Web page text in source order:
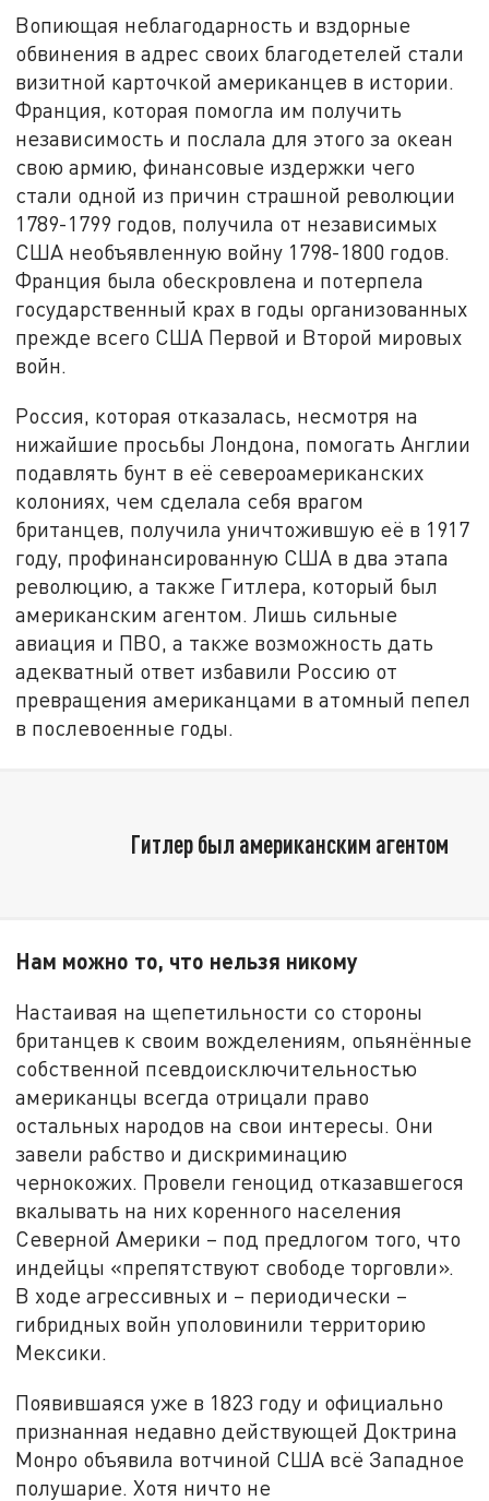
Вопиющая неблагодарность и вздорные
обвинения в адрес своих благодетелей стали
визитной карточкой американцев в истории.
Франция, которая помогла им получить
независимость и послала для этого за океан
свою армию, финансовые издержки чего
стали одной из причин страшной революции
1789-1799 годов, получила от независимых
США необъявленную войну 1798-1800 годов.
Франция была обескровлена и потерпела
государственный крах в годы организованных
прежде всего США Первой и Второй мировых
войн.
Россия, которая отказалась, несмотря на
нижайшие просьбы Лондона, помогать Англии
подавлять бунт в её североамериканских
колониях, чем сделала себя врагом
британцев, получила уничтожившую её в 1917
году, профинансированную США в два этапа
революцию, а также Гитлера, который был
американским агентом. Лишь сильные
авиация и ПВО, а также возможность дать
адекватный ответ избавили Россию от
превращения американцами в атомный пепел
в послевоенные годы.
Гитлер был американским агентом
Нам можно то, что нельзя никому
Настаивая на щепетильности со стороны
британцев к своим вожделениям, опьянённые
собственной псевдоисключительностью
американцы всегда отрицали право
остальных народов на свои интересы. Они
завели рабство и дискриминацию
чернокожих. Провели геноцид отказавшегося
вкалывать на них коренного населения
Северной Америки – под предлогом того, что
индейцы «препятствуют свободе торговли».
В ходе агрессивных и – периодически –
гибридных войн уполовинили территорию
Мексики.
Появившаяся уже в 1823 году и официально
признанная недавно действующей Доктрина
Монро объявила вотчиной США всё Западное
полушарие. Хотя ничто не